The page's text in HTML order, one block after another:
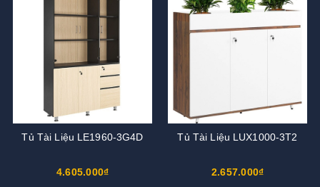
Tủ Tài Liệu LE1960-3G4D
4.605.000₫
Tủ Tài Liệu LUX1000-3T2
2.657.000₫